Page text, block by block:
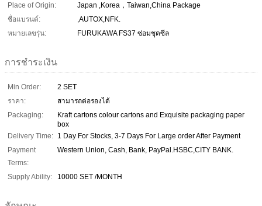
Place of Origin:
Japan ,Korea，Taiwan,China Package
ชื่อแบรนด์:
,AUTOX,NFK.
หมายเลขรุ่น:
FURUKAWA FS37 ซ่อมชุดซีล
การชำระเงิน
Min Order:
2 SET
ราคา:
สามารถต่อรองได้
Packaging:
Kraft cartons colour cartons and Exquisite packaging paper
box
Delivery Time: 1 Day For Stocks, 3-7 Days For Large order After Payment
Payment
Terms:
Western Union, Cash, Bank, PayPal.HSBC,CITY BANK.
Supply Ability: 10000 SET /MONTH